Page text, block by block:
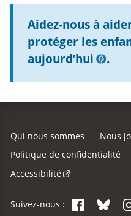
Aidez-nous à
protéger les
aujourd’hui
.
Qui nous sommes
Nous
Politique de confidentialité
Accessibilité
Suivez-nous :